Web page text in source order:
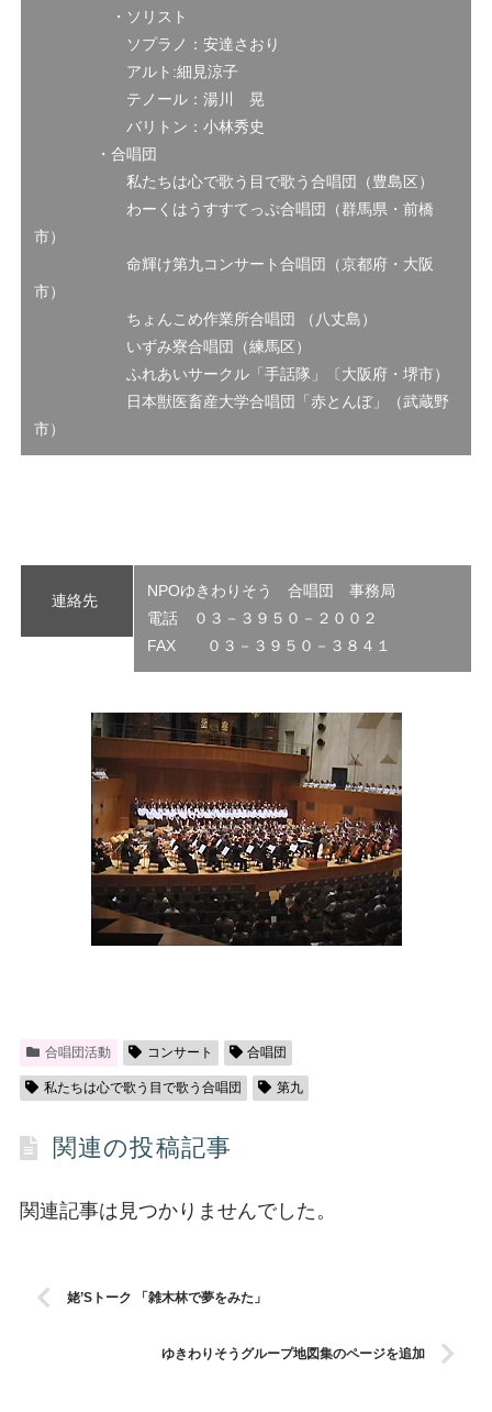
・ソリスト
ソプラノ：安達さおり
アルト:細見涼子
テノール：湯川 晃
バリトン：小林秀史
・合唱団
私たちは心で歌う目で歌う合唱団（豊島区）
わーくはうすすてっぷ合唱団（群馬県・前橋
市）
命輝け第九コンサート合唱団（京都府・大阪
市）
ちょんこめ作業所合唱団 （八丈島）
いずみ寮合唱団（練馬区）
ふれあいサークル「手話隊」〔大阪府・堺市）
日本獣医畜産大学合唱団「赤とんぼ」（武蔵野
市）
連絡先
NPOゆきわりそう 合唱団 事務局
電話 ０３－３９５０－２００２
FAX ０３－３９５０－３８４１
合唱団活動 コンサート 合唱団
私たちは心で歌う目で歌う合唱団 第九
関連の投稿記事
関連記事は見つかりませんでした。
姥’Sトーク 「雑木林で夢をみた」
ゆきわりそうグループ地図集のページを追加